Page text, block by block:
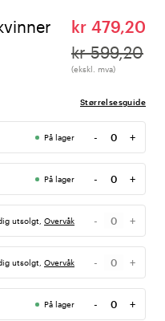
kr 479,20
kr 599,20
(ekskl. mva)
Størrelsesguide
På lager -
Antall
+
På lager -
Antall
+
utsolgt, Overvåk -
Antall
+
utsolgt, Overvåk -
Antall
+
På lager -
Antall
+